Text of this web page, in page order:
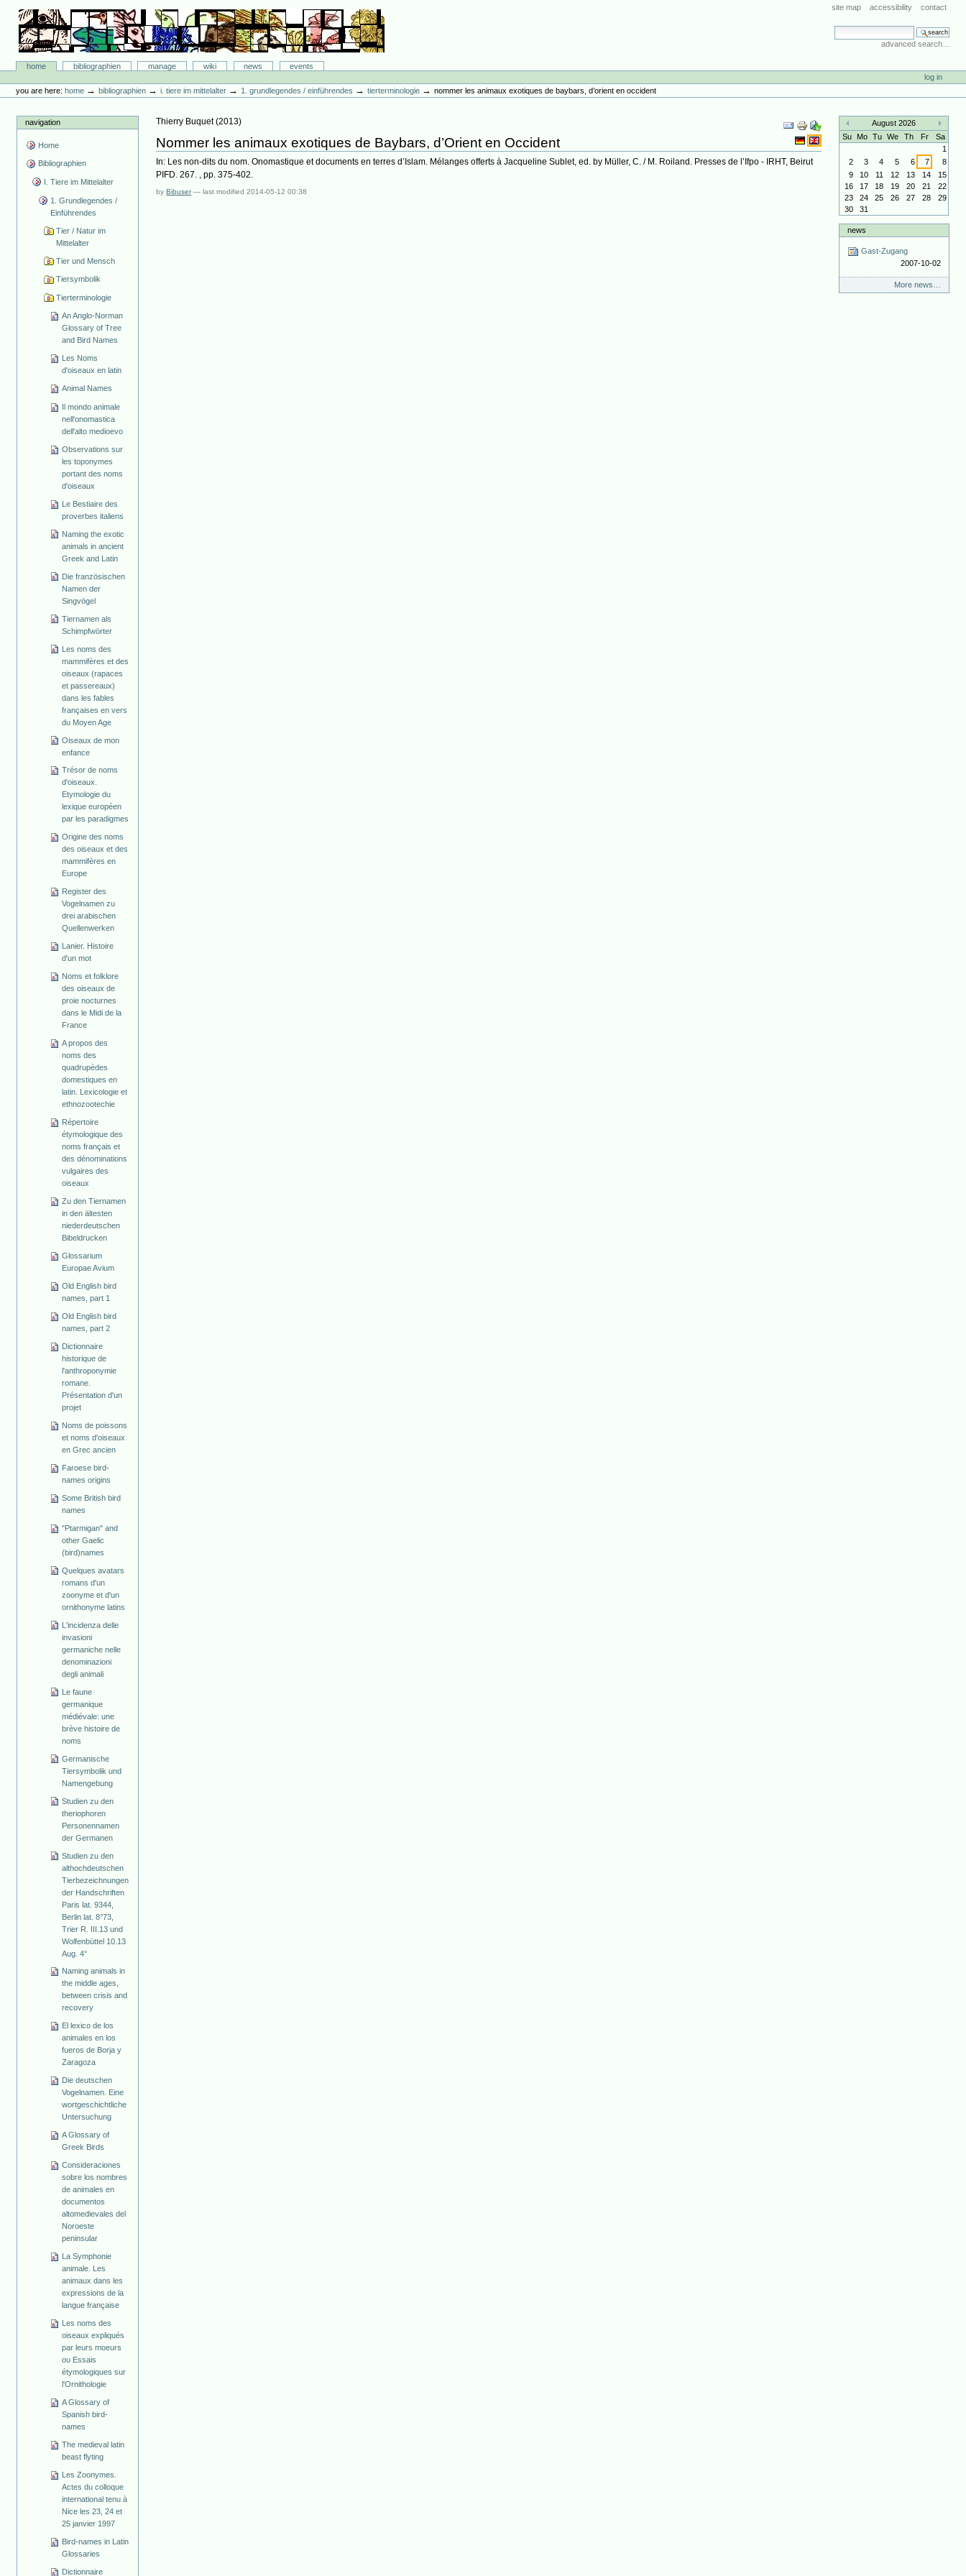
content.
navigation
site map accessibility contact
search site
advanced search…
Bibliographie-Portal
Sectionshome bibliographien manage wiki news
events
tools
log in
you are here: home →bibliographien →i. tiere im mittelalter →1. grundlegendes / einführendes →tierterminologie →nommer les animaux exotiques de baybars, d’orient en occident
navigation
Home
Bibliographien
I. Tiere im Mittelalter
1. Grundlegendes /
Einführendes
Tier / Natur im
Mittelalter
Tier und Mensch
Tiersymbolik
Tierterminologie
An Anglo-Norman
Glossary of Tree
and Bird Names
Les Noms
d'oiseaux en latin
Animal Names
Il mondo animale
nell'onomastica
dell'alto medioevo
Observations sur
les toponymes
portant des noms
d'oiseaux
Le Bestiaire des
proverbes italiens
Naming the exotic
animals in ancient
Greek and Latin
Die französischen
Namen der
Singvögel
Tiernamen als
Schimpfwörter
Les noms des
mammifères et des
oiseaux (rapaces
et passereaux)
dans les fables
françaises en vers
du Moyen Age
Oiseaux de mon
enfance
Trésor de noms
d'oiseaux.
Etymologie du
lexique européen
par les paradigmes
Origine des noms
des oiseaux et des
mammifères en
Europe
Register des
Vogelnamen zu
drei arabischen
Quellenwerken
Lanier. Histoire
d'un mot
Noms et folklore
des oiseaux de
proie nocturnes
dans le Midi de la
France
A propos des
noms des
quadrupèdes
domestiques en
latin. Lexicologie et
ethnozootechie
Répertoire
étymologique des
noms français et
des dénominations
vulgaires des
oiseaux
Zu den Tiernamen
in den ältesten
niederdeutschen
Bibeldrucken
Glossarium
Europae Avium
Old English bird
names, part 1
Old English bird
names, part 2
Dictionnaire
historique de
l'anthroponymie
romane.
Présentation d'un
projet
Noms de poissons
et noms d'oiseaux
en Grec ancien
Faroese bird-
names origins
Some British bird
names
"Ptarmigan" and
other Gaelic
(bird)names
Quelques avatars
romans d'un
zoonyme et d'un
ornithonyme latins
L'incidenza delle
invasioni
germaniche nelle
denominazioni
degli animali
Le faune
germanique
médiévale: une
brève histoire de
noms
Germanische
Tiersymbolik und
Namengebung
Studien zu den
theriophoren
Personennamen
der Germanen
Studien zu den
althochdeutschen
Tierbezeichnungen
der Handschriften
Paris lat. 9344,
Berlin lat. 8°73,
Trier R. III.13 und
Wolfenbüttel 10.13
Aug. 4°
Naming animals in
the middle ages,
between crisis and
recovery
El lexico de los
animales en los
fueros de Borja y
Zaragoza
Die deutschen
Vogelnamen. Eine
wortgeschichtliche
Untersuchung
A Glossary of
Greek Birds
Consideraciones
sobre los nombres
de animales en
documentos
altomedievales del
Noroeste
peninsular
La Symphonie
animale. Les
animaux dans les
expressions de la
langue française
Les noms des
oiseaux expliqués
par leurs moeurs
ou Essais
étymologiques sur
l'Ornithologie
A Glossary of
Spanish bird-
names
The medieval latin
beast flyting
Les Zoonymes.
Actes du colloque
international tenu à
Nice les 23, 24 et
25 janvier 1997
Bird-names in Latin
Glossaries
Dictionnaire
Document
Actions
Thierry Buquet(2013)
Nommer les animaux exotiques de Baybars, d’Orient en Occident
In: Les non-dits du nom. Onomastique et documents en terres d’Islam. Mélanges offerts à Jacqueline Sublet, ed. by Müller, C. / M. Roiland. Presses de l’Ifpo - IRHT, Beirut
PIFD. 267. , pp. 375-402.
byBibuser —last modified2014-05-12 00:38
«
August 2026
»
Su Mo Tu We Th Fr
Sa
1
2
3 4 5 6 7
8
9
10 11 12 13 14
15
16
17 18 19 20 21
22
23
24 25 26 27 28
29
30
31
news
Gast-Zugang
2007-10-02
More news…